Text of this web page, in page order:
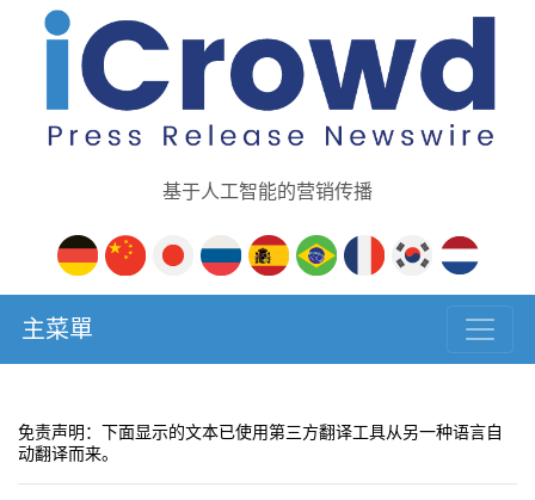
基于人工智能的营销传播
主菜單
免责声明：下面显示的文本已使用第三方翻译工具从另一种语言自
动翻译而来。